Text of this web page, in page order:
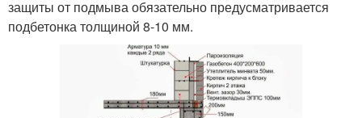
защиты от подмыва обязательно предусматривается
подбетонка толщиной 8-10 мм.